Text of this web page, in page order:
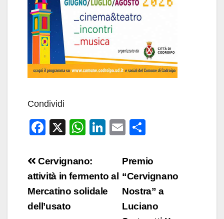
Condividi
F
c
e
b
o
X
W
at
s
A
Li
e
dI
E
ail n
di
vi
di
Navigazione
articoli
Premio
“Cervignano
Nostra” a
Luciano
Cervignano:
attività in fermento al
Mercatino solidale
dell’usato